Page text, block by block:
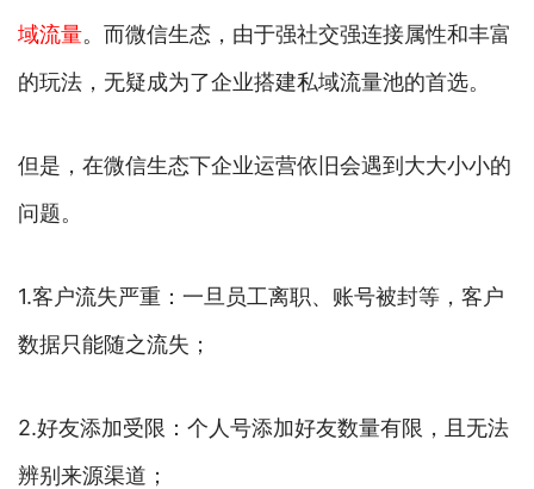
域流量。而微信生态，由于强社交强连接属性和丰富
的玩法，无疑成为了企业搭建私域流量池的首选。
但是，在微信生态下企业运营依旧会遇到大大小小的
问题。
1.客户流失严重：一旦员工离职、账号被封等，客户
数据只能随之流失；
2.好友添加受限：个人号添加好友数量有限，且无法
辨别来源渠道；